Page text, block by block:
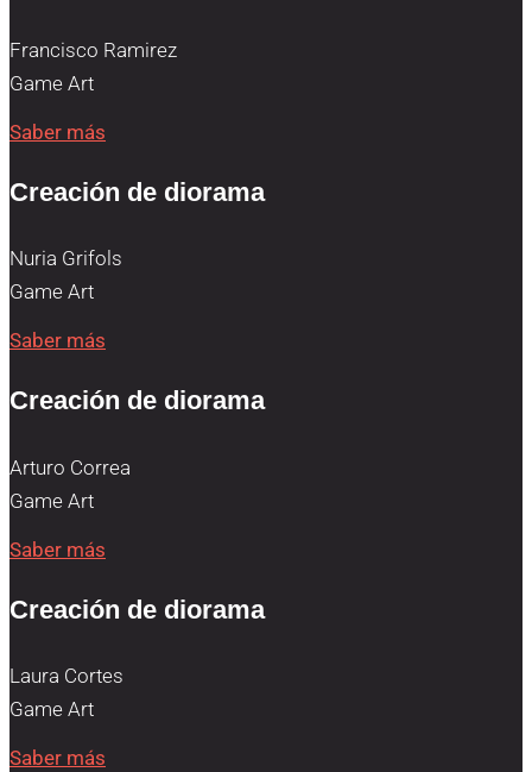
Francisco Ramirez
Game Art
Saber más
Creación de diorama
Nuria Grifols
Game Art
Saber más
Creación de diorama
Arturo Correa
Game Art
Saber más
Creación de diorama
Laura Cortes
Game Art
Saber más